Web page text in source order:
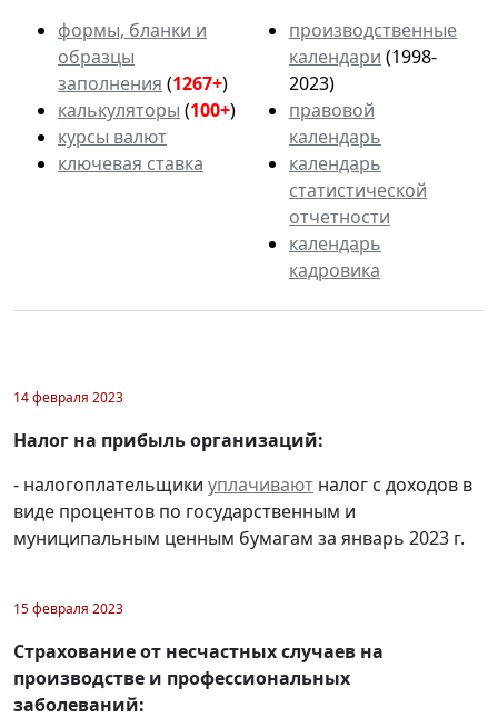
формы, бланки и
образцы
заполнения (1267+)
калькуляторы (100+)
курсы валют
ключевая ставка
производственные
календари (1998-
2023)
правовой
календарь
календарь
статистической
отчетности
календарь
кадровика
14 февраля 2023
Налог на прибыль организаций:
- налогоплательщики уплачивают налог с доходов в
виде процентов по государственным и
муниципальным ценным бумагам за январь 2023 г.
15 февраля 2023
Страхование от несчастных случаев на
производстве и профессиональных
заболеваний: